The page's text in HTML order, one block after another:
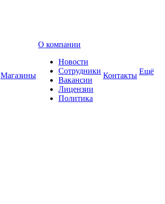
Магазины
О компании
Новости
Сотрудники
Вакансии
Лицензии
Политика
Контакты Ещё